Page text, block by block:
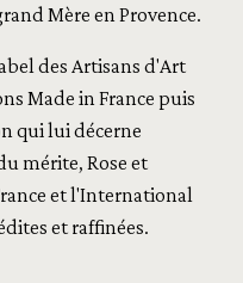
Mère en Provence.
des Artisans d'Art
Made in France puis
qui lui décerne
mérite, Rose et
et l'International
et raffinées.